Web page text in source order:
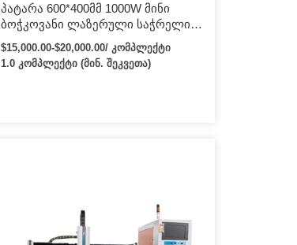
პატარა 600*400მმ 1000W მინი
ბოჭკოვანი ლაზერული საჭრელი
მანქანა სპილენძის ფოლადის
ჭრისთვის
$15,000.00-$20,000.00/ კომპლექტი
1.0 კომპლექტი (მინ. შეკვეთა)